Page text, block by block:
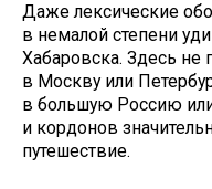
Даже лексические
в немалой степени
Хабаровска. Здесь не
в Москву или
в большую Россию
и кордонов
путешествие.